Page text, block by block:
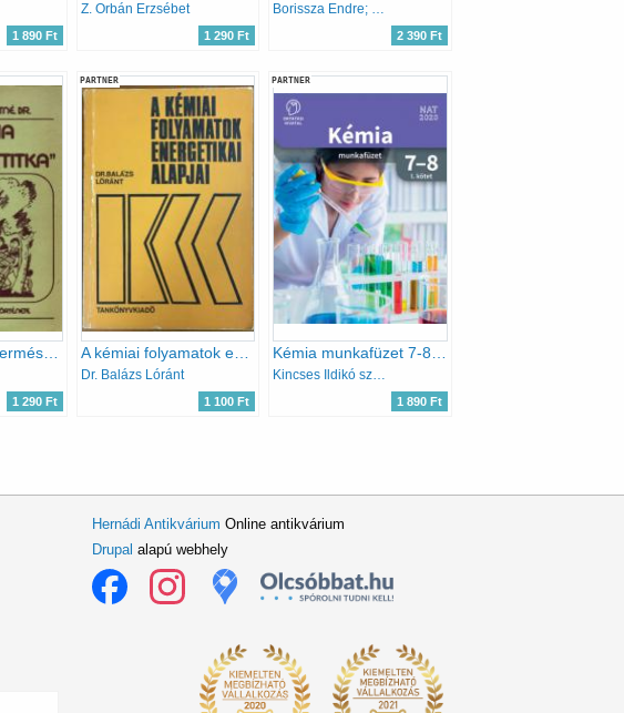
1 890 Ft
Z. Orbán Erzsébet
1 290 Ft
Borissza Endre; Endrész Gyöngyi; Villányi Attila
2 390 Ft
\"Chémia vagy természettitka\" - Egy nyár kalandos története
1 290 Ft
PARTNER
A kémiai folyamatok energetikai alapjai
Dr. Balázs Lóránt
1 100 Ft
PARTNER
Kincses Ildikó szerk.
1 890 Ft
Hernádi Antikvárium Online antikvárium
Drupal alapú webhely